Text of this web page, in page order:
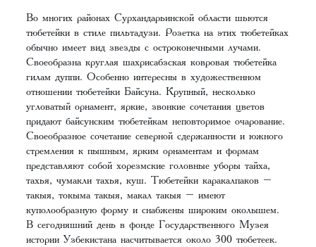
Во многих районах Сурхандарьинской области шьются
тюбетейки в стиле пильтадузи. Розетка на этих тюбетейках
обычно имеет вид звезды с остроконечными лучами.
Своеобразна круглая шахрисабзская ковровая тюбетейка
гилам дуппи. Особенно интересны в художественном
отношении тюбетейки Байсуна. Крупный, несколько
угловатый орнамент, яркие, звонкие сочетания цветов
придают байсунским тюбетейкам неповторимое очарование.
Своеобразное сочетание северной сдержанности и южного
стремления к пышным, ярким орнаментам и формам
представляют собой хорезмские головные уборы тайха,
тахья, чумакли тахья, куш. Тюбетейки каракалпаков –
такыя, токыма такыя, макал такыя – имеют
куполообразную форму и снабжены широким околышем.
В сегодняшний день в фонде Государственного Музея
истории Узбекистана насчитывается около 300 тюбетеек.